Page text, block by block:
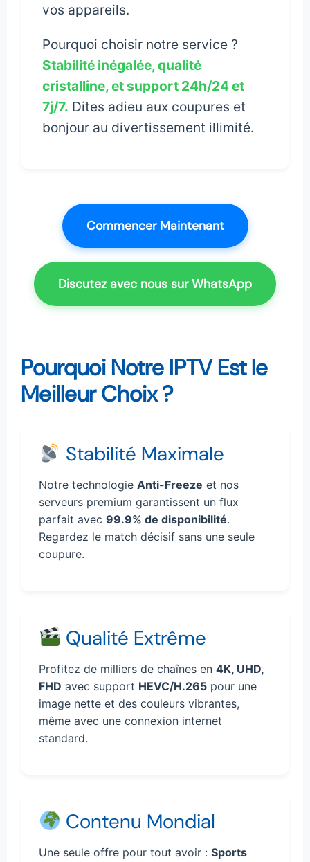
vos appareils.
Pourquoi choisir notre service ?
Stabilité inégalée, qualité
cristalline, et support 24h/24 et
7j/7. Dites adieu aux coupures et
bonjour au divertissement illimité.
Commencer Maintenant
Discutez avec nous sur WhatsApp
Pourquoi Notre IPTV Est le
Meilleur Choix ?
Stabilité Maximale
Notre technologie Anti-Freeze et nos
serveurs premium garantissent un flux
parfait avec 99.9% de disponibilité.
Regardez le match décisif sans une seule
coupure.
Qualité Extrême
Profitez de milliers de chaînes en 4K, UHD,
FHD avec support HEVC/H.265 pour une
image nette et des couleurs vibrantes,
même avec une connexion internet
standard.
Contenu Mondial
Une seule offre pour tout avoir : Sports